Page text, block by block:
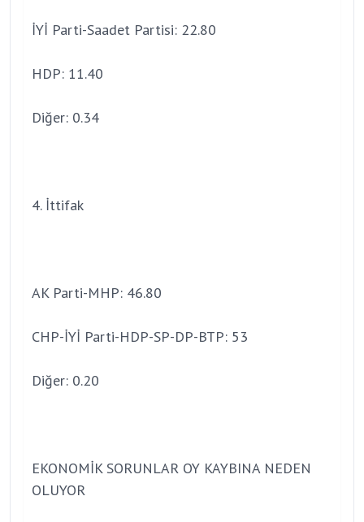
İYİ Parti-Saadet Partisi: 22.80
HDP: 11.40
Diğer: 0.34
4. İttifak
AK Parti-MHP: 46.80
CHP-İYİ Parti-HDP-SP-DP-BTP: 53
Diğer: 0.20
EKONOMİK SORUNLAR OY KAYBINA NEDEN
OLUYOR